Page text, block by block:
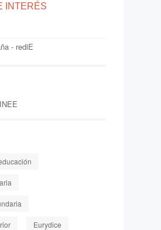
INTERÉS
- rediE
Eurydice